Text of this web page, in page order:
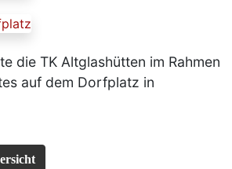
die TK Altglashütten im Rahmen
auf dem Dorfplatz in